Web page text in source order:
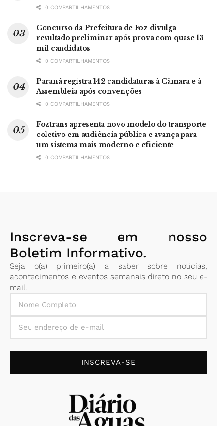
0 COMPARTILHAMENTOS
Concurso da Prefeitura de Foz divulga
resultado preliminar após prova com quase 13
mil candidatos
0 COMPARTILHAMENTOS
Paraná registra 142 candidaturas à Câmara e à
Assembleia após convenções
0 COMPARTILHAMENTOS
Foztrans apresenta novo modelo do transporte
coletivo em audiência pública e avança para
um sistema mais moderno e eficiente
0 COMPARTILHAMENTOS
Inscreva-se em nosso
Boletim Informativo.
Seja o(a) primeiro(a) a saber sobre notícias,
acontecimentos e eventos semanais direto no seu e-
mail.
INSCREVA-SE